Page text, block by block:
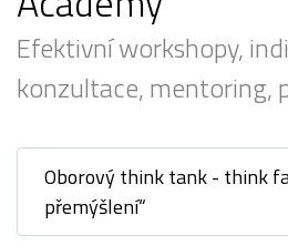
Efektivní workshopy,
konzultace, mentoring,
Oborový think tank - think
přemýšlení“